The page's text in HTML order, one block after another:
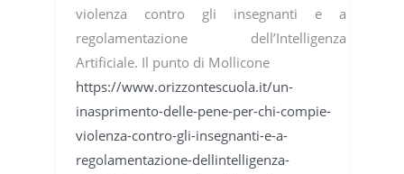
violenza contro gli insegnanti e a
regolamentazione dell’Intelligenza
Artificiale. Il punto di Mollicone
https://www.orizzontescuola.it/un-
inasprimento-delle-pene-per-chi-compie-
violenza-contro-gli-insegnanti-e-a-
regolamentazione-dellintelligenza-